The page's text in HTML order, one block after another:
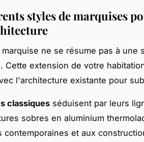
styles de marquises
ne se résume pas à une
Cette extension de votre
l'architecture existante pour
classiques séduisent par leurs
sobres en aluminium
contemporaines et aux